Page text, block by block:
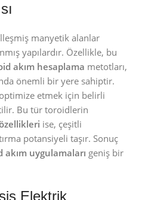
manyetik alanlar
yapılardır. Özellikle, bu
akım hesaplama metotları,
önemli bir yere sahiptir.
optimize etmek için belirli
Bu tür toroidlerin
ise, çeşitli
potansiyeli taşır. Sonuç
uygulamaları geniş bir
Elektrik